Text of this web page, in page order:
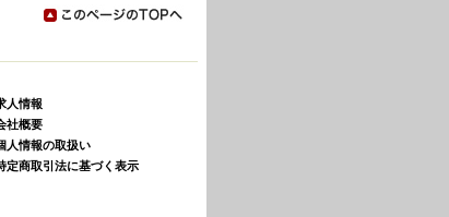
人情報
社概要
人情報の取扱い
定商取引法に基づく表示